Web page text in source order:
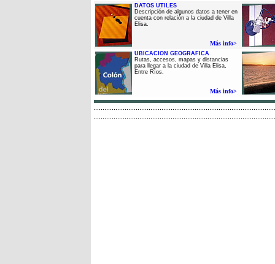
DATOS UTILES
Descripción de algunos datos a tener en
cuenta con relación a la ciudad de Villa
Elisa.
Más info>
UBICACION GEOGRAFICA
Rutas, accesos, mapas y distancias
para llegar a la ciudad de Villa Elisa,
Entre Ríos.
Más info>